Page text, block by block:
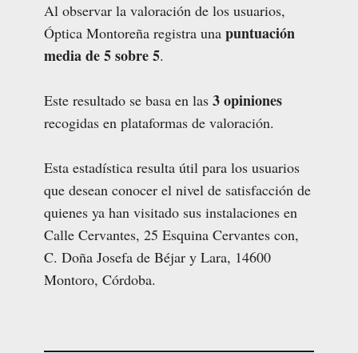
Al observar la valoración de los usuarios,
Óptica Montoreña registra una puntuación
media de 5 sobre 5.
Este resultado se basa en las 3 opiniones
recogidas en plataformas de valoración.
Esta estadística resulta útil para los usuarios
que desean conocer el nivel de satisfacción de
quienes ya han visitado sus instalaciones en
Calle Cervantes, 25 Esquina Cervantes con,
C. Doña Josefa de Béjar y Lara, 14600
Montoro, Córdoba.